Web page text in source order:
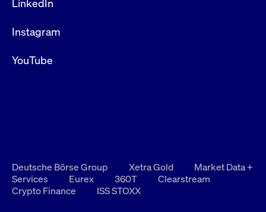
LinkedIn
Instagram
YouTube
Deutsche Börse Group Xetra Gold
Market Data +
Services
Eurex 360T
Clearstream
Crypto Finance
ISS STOXX